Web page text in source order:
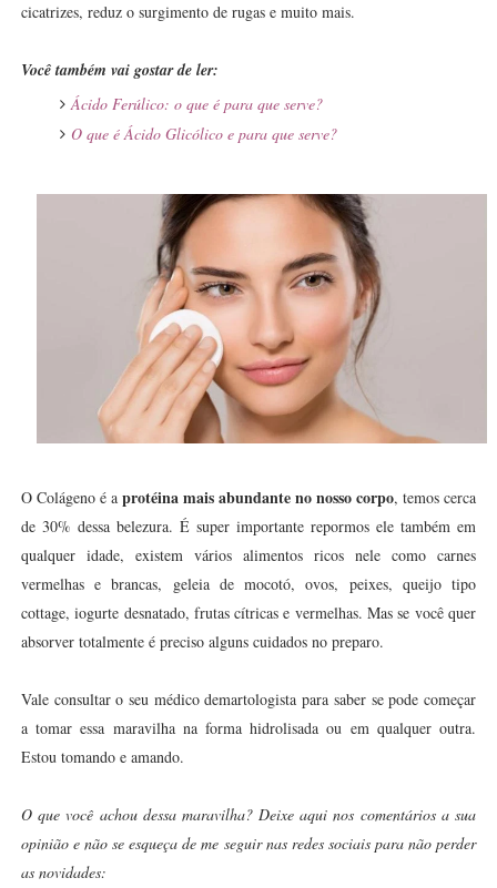
cicatrizes, reduz o surgimento de rugas e muito mais.
Você também vai gostar de ler:
Ácido Ferúlico: o que é para que serve?
O que é Ácido Glicólico e para que serve?
O Colágeno é a protéina mais abundante no nosso corpo, temos cerca
de 30% dessa belezura. É super importante repormos ele também em
qualquer idade, existem vários alimentos ricos nele como carnes
vermelhas e brancas, geleia de mocotó, ovos, peixes, queijo tipo
cottage, iogurte desnatado, frutas cítricas e vermelhas. Mas se você quer
absorver totalmente é preciso alguns cuidados no preparo.
Vale consultar o seu médico demartologista para saber se pode começar
a tomar essa maravilha na forma hidrolisada ou em qualquer outra.
Estou tomando e amando.
O que você achou dessa maravilha? Deixe aqui nos comentários a sua
opinião e não se esqueça de me seguir nas redes sociais para não perder
as novidades: